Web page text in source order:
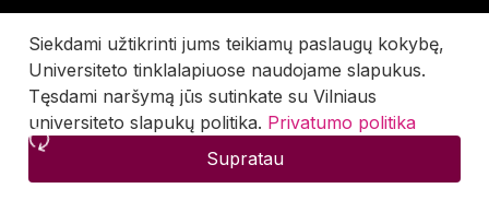
Siekdami užtikrinti jums teikiamų paslaugų kokybę,
Universiteto tinklalapiuose naudojame slapukus.
Tęsdami naršymą jūs sutinkate su Vilniaus
universiteto slapukų politika. Privatumo politika
Supratau